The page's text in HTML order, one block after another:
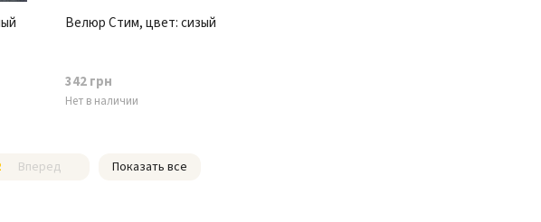
Велюр Стим, цвет: сизый
342 грн
Нет в наличии
Вперед Показать все